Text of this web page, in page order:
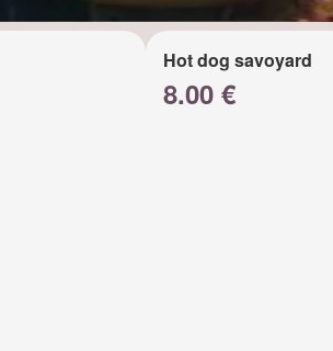
Hot dog savoyard
8.00 €